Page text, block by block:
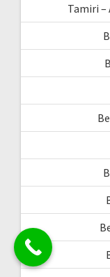
Tamiri –